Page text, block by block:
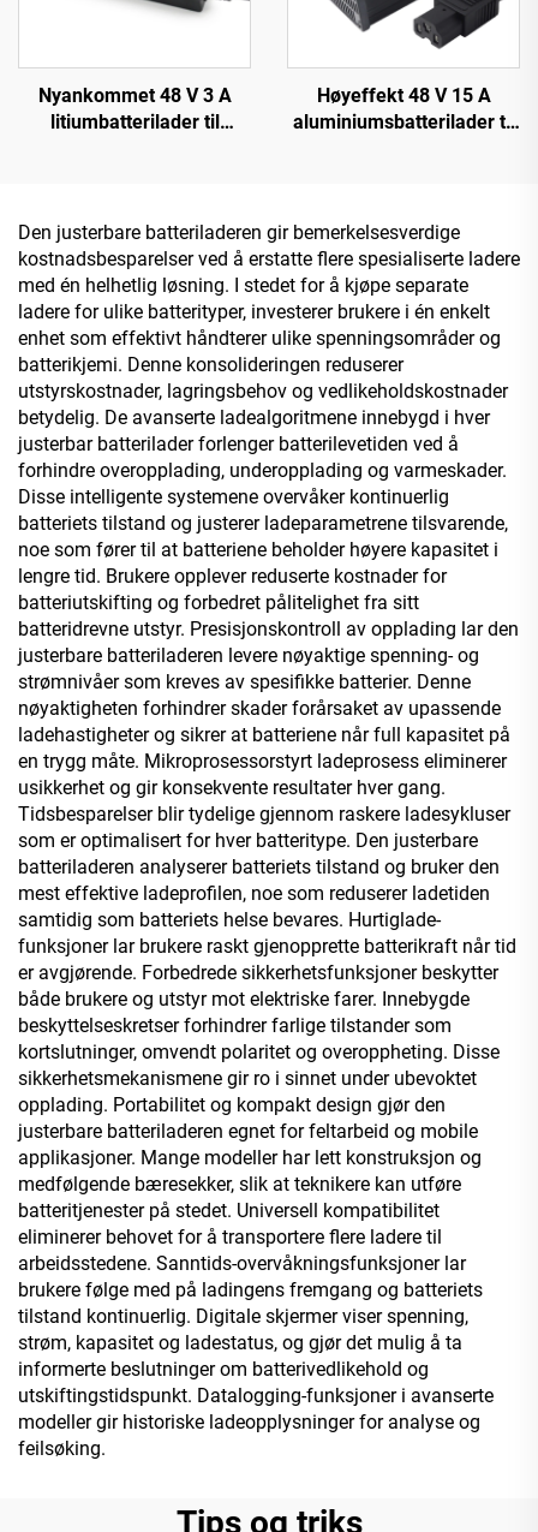
Nyankommet 48 V 3 A
litiumbatterilader til
150 W DC
Høyeffekt 48 V 15 A
aluminiumsbatterilader til
Den justerbare batteriladeren gir bemerkelsesverdige
kostnadsbesparelser ved å erstatte flere spesialiserte ladere
med én helhetlig løsning. I stedet for å kjøpe separate
ladere for ulike batterityper, investerer brukere i én enkelt
enhet som effektivt håndterer ulike spenningsområder og
batterikjemi. Denne konsolideringen reduserer
utstyrskostnader, lagringsbehov og vedlikeholdskostnader
betydelig. De avanserte ladealgoritmene innebygd i hver
justerbar batterilader forlenger batterilevetiden ved å
forhindre overopplading, underopplading og varmeskader.
Disse intelligente systemene overvåker kontinuerlig
batteriets tilstand og justerer ladeparametrene tilsvarende,
noe som fører til at batteriene beholder høyere kapasitet i
lengre tid. Brukere opplever reduserte kostnader for
batteriutskifting og forbedret pålitelighet fra sitt
batteridrevne utstyr. Presisjonskontroll av opplading lar den
justerbare batteriladeren levere nøyaktige spenning- og
strømnivåer som kreves av spesifikke batterier. Denne
nøyaktigheten forhindrer skader forårsaket av upassende
ladehastigheter og sikrer at batteriene når full kapasitet på
en trygg måte. Mikroprosessorstyrt ladeprosess eliminerer
usikkerhet og gir konsekvente resultater hver gang.
Tidsbesparelser blir tydelige gjennom raskere ladesykluser
som er optimalisert for hver batteritype. Den justerbare
batteriladeren analyserer batteriets tilstand og bruker den
mest effektive ladeprofilen, noe som reduserer ladetiden
samtidig som batteriets helse bevares. Hurtiglade-
funksjoner lar brukere raskt gjenopprette batterikraft når tid
er avgjørende. Forbedrede sikkerhetsfunksjoner beskytter
både brukere og utstyr mot elektriske farer. Innebygde
beskyttelseskretser forhindrer farlige tilstander som
kortslutninger, omvendt polaritet og overoppheting. Disse
sikkerhetsmekanismene gir ro i sinnet under ubevoktet
opplading. Portabilitet og kompakt design gjør den
justerbare batteriladeren egnet for feltarbeid og mobile
applikasjoner. Mange modeller har lett konstruksjon og
medfølgende bæresekker, slik at teknikere kan utføre
batteritjenester på stedet. Universell kompatibilitet
eliminerer behovet for å transportere flere ladere til
arbeidsstedene. Sanntids-overvåkningsfunksjoner lar
brukere følge med på ladingens fremgang og batteriets
tilstand kontinuerlig. Digitale skjermer viser spenning,
strøm, kapasitet og ladestatus, og gjør det mulig å ta
informerte beslutninger om batterivedlikehold og
utskiftingstidspunkt. Datalogging-funksjoner i avanserte
modeller gir historiske ladeopplysninger for analyse og
feilsøking.
Tips og triks